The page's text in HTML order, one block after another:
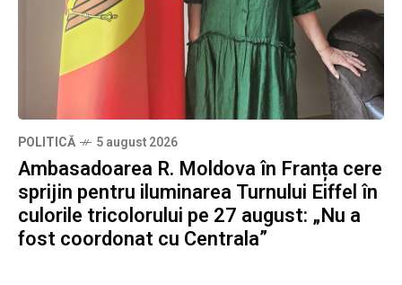
POLITICĂ 5 august 2026
Ambasadoarea R. Moldova în Franța cere
sprijin pentru iluminarea Turnului Eiffel în
culorile tricolorului pe 27 august: „Nu a
fost coordonat cu Centrala”